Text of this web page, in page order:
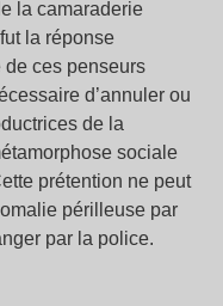
la camaraderie
la réponse
ces penseurs
d’annuler ou
de la
sociale
prétention ne peut
périlleuse par
par la police.